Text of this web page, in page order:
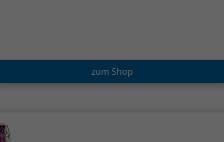
zum Shop